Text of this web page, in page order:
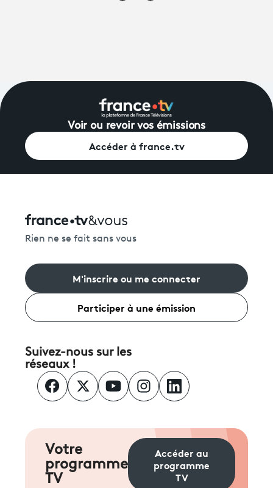
Voir ou revoir vos émissions
Accéder à france.tv
Rien ne se fait sans vous
M'inscrire ou me connecter
Participer à une émission
Suivez-nous sur les
réseaux !
Votre
programme
TV
Accéder au
programme
TV